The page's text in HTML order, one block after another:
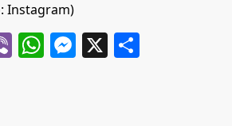
Instagram)
ViberWhatsApp
Messenger
X